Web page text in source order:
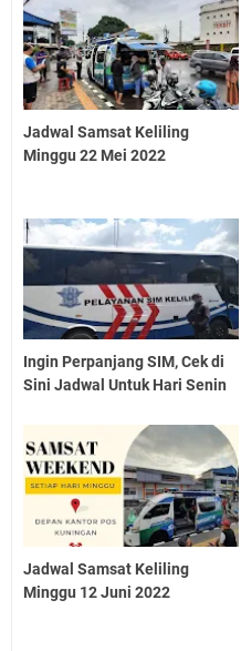
Jadwal Samsat Keliling
Minggu 22 Mei 2022
Ingin Perpanjang SIM, Cek di
Sini Jadwal Untuk Hari Senin
Jadwal Samsat Keliling
Minggu 12 Juni 2022